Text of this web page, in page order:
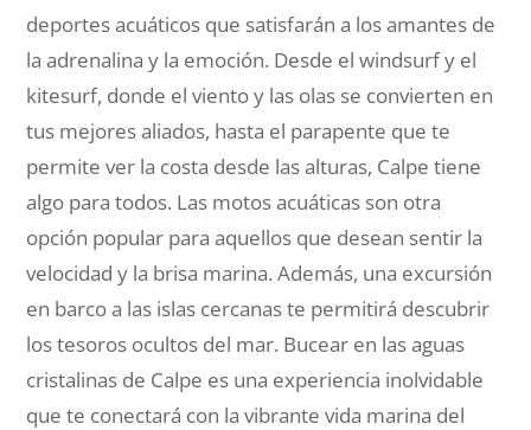
deportes acuáticos que satisfarán a los amantes de
la adrenalina y la emoción. Desde el windsurf y el
kitesurf, donde el viento y las olas se convierten en
tus mejores aliados, hasta el parapente que te
permite ver la costa desde las alturas, Calpe tiene
algo para todos. Las motos acuáticas son otra
opción popular para aquellos que desean sentir la
velocidad y la brisa marina. Además, una excursión
en barco a las islas cercanas te permitirá descubrir
los tesoros ocultos del mar. Bucear en las aguas
cristalinas de Calpe es una experiencia inolvidable
que te conectará con la vibrante vida marina del